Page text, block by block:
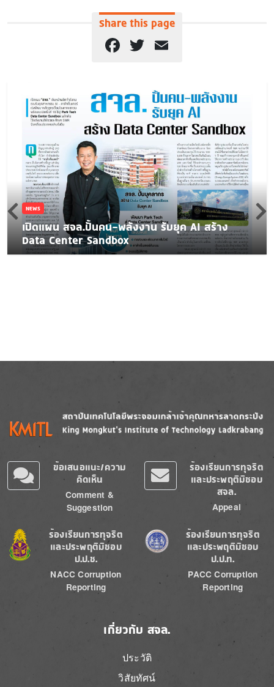
Share this page
Facebook
Twitter
NEWS
เปิดแผน สจล.ปั้นคน-พลังงาน รับยุค AI สร้าง
Data Center Sandbox
Image
ข้อเสนอแนะ/ความ
คิดเห็น
Comment &
Suggestion
ร้องเรียนการทุจริต
และประพฤติมิชอบ
สจล.
Appeal
Image
ร้องเรียนการทุจริต
และประพฤติมิชอบ
ป.ป.ช.
NACC Corruption
Reporting
Image
ร้องเรียนการทุจริต
และประพฤติมิชอบ
ป.ป.ท.
PACC Corruption
Reporting
เกี่ยวกับ สจล.
ประวัติ
วิสัยทัศน์